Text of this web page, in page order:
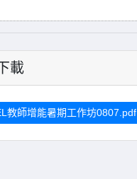
載
教師增能暑期工作坊0807.pdf